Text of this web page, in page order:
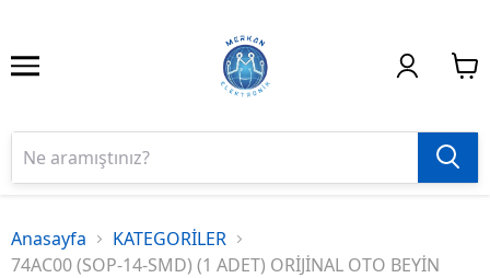
Anasayfa
KATEGORİLER
74AC00 (SOP-14-SMD) (1 ADET) ORİJİNAL OTO BEYİN